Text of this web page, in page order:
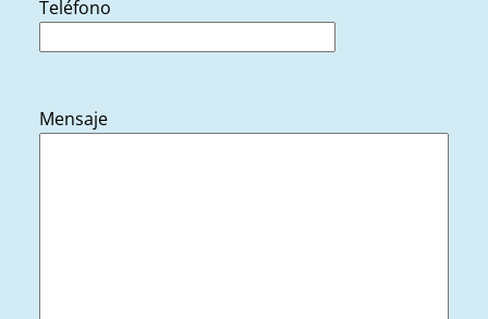
Teléfono
Mensaje